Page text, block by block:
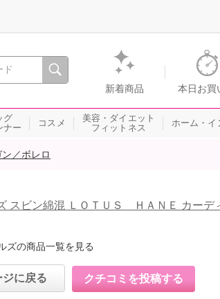
を。通販・テレビショッピングのショップチャンネル
新着商品 本日お買
グ
ナー
コスメ
美容・ダイエット
フィットネス
ホーム・イ
／ボレロ
スビン綿混 ＬＯＴＵＳ ＨＡＮＥ カーデ
ズの商品一覧を見る
に戻る クチコミを投稿する